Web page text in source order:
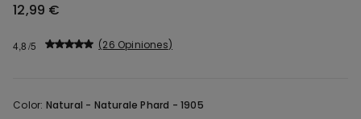
12,99 €
4,8 26 Opiniones
Color: Natural - Naturale Phard - 1905